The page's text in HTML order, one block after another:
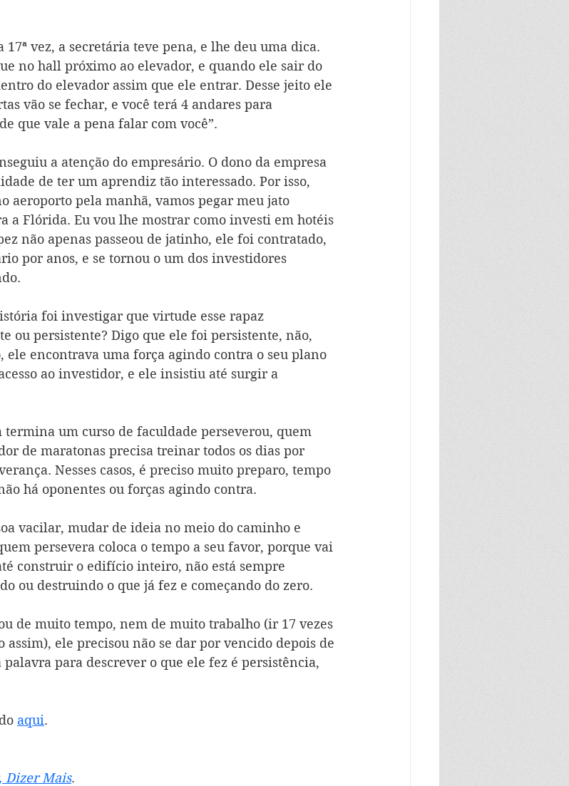
17ª vez, a secretária teve pena, e lhe deu uma dica.
no hall próximo ao elevador, e quando ele sair do
do elevador assim que ele entrar. Desse jeito ele
vão se fechar, e você terá 4 andares para
que vale a pena falar com você”.
a atenção do empresário. O dono da empresa
de ter um aprendiz tão interessado. Por isso,
aeroporto pela manhã, vamos pegar meu jato
a Flórida. Eu vou lhe mostrar como investi em hotéis
não apenas passeou de jatinho, ele foi contratado,
por anos, e se tornou o um dos investidores
foi investigar que virtude esse rapaz
ou persistente? Digo que ele foi persistente, não,
ele encontrava uma força agindo contra o seu plano
ao investidor, e ele insistiu até surgir a
termina um curso de faculdade perseverou, quem
de maratonas precisa treinar todos os dias por
Nesses casos, é preciso muito preparo, tempo
há oponentes ou forças agindo contra.
vacilar, mudar de ideia no meio do caminho e
persevera coloca o tempo a seu favor, porque vai
construir o edifício inteiro, não está sempre
ou destruindo o que já fez e começando do zero.
de muito tempo, nem de muito trabalho (ir 17 vezes
assim), ele precisou não se dar por vencido depois de
palavra para descrever o que ele fez é persistência,
aqui.
Dizer Mais.